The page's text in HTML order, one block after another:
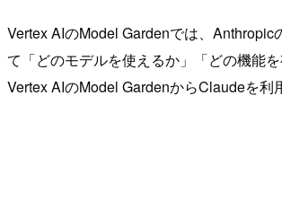
Vertex AIのModel Gardenでは、
て「どのモデルを使えるか」「どの機能
Vertex AIのModel GardenからClaudeを利